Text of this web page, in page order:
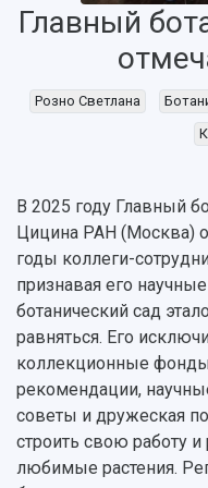
Руководство
Наблюдательный
Попечительский
Ученый совет
Ректорат
Кадровый резерв
Персоналии
Сотрудники и
Заслуженные
СМИ об
Пресс-центр
Газета "Полет"
Газета
Мы в соцсетях
Мультимедиа
Подкасты
Почему я
Бакалавриат и
Аспирантура
Формы обучения
Учебные планы
Дополнительное
Институты и
Профессорско-
Расписание
Основные
Научные школы
Конкурс на
работников
Научно-
Научные проекты
Аспирантура и
Справочные
Научная
Главный
Розно Светлана
В 2025 году Главный
Цицина РАН (Москва)
годы коллеги-
признавая его
ботанический сад
равняться. Его
коллекционные
рекомендации,
советы и дружеская
строить свою работу
любимые растения.